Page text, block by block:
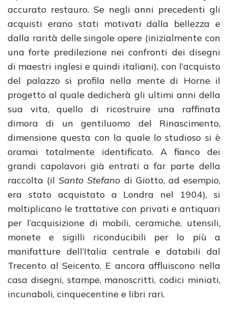
accurato restauro. Se negli anni precedenti gli
acquisti erano stati motivati dalla bellezza e
dalla rarità delle singole opere (inizialmente con
una forte predilezione nei confronti dei disegni
di maestri inglesi e quindi italiani), con l’acquisto
del palazzo si profila nella mente di Horne il
progetto al quale dedicherà gli ultimi anni della
sua vita, quello di ricostruire una raffinata
dimora di un gentiluomo del Rinascimento,
dimensione questa con la quale lo studioso si è
oramai totalmente identificato. A fianco dei
grandi capolavori già entrati a far parte della
raccolta (ilSanto Stefano di Giotto, ad esempio,
era stato acquistato a Londra nel 1904), si
moltiplicano le trattative con privati e antiquari
per l’acquisizione di mobili, ceramiche, utensili,
monete e sigilli riconducibili per lo più a
manifatture dell’Italia centrale e databili dal
Trecento al Seicento. E ancora affluiscono nella
casa disegni, stampe, manoscritti, codici miniati,
incunaboli, cinquecentine e libri rari.